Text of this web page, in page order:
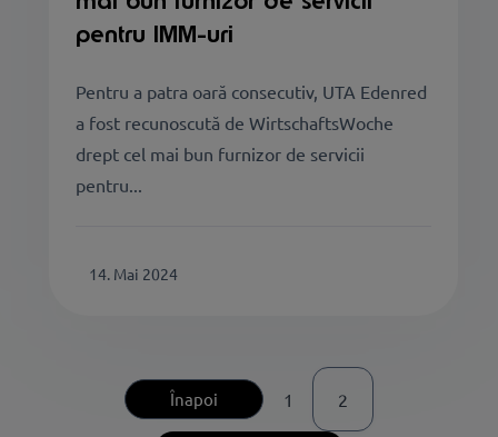
pentru IMM-uri
Pentru a patra oară consecutiv, UTA Edenred
a fost recunoscută de WirtschaftsWoche
drept cel mai bun furnizor de servicii
pentru...
14. Mai 2024
Înapoi 1 2